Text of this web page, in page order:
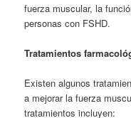
fuerza muscular, la
personas con FSHD.
Tratamientos
Existen algunos
a mejorar la fuerza
tratamientos incluyen: